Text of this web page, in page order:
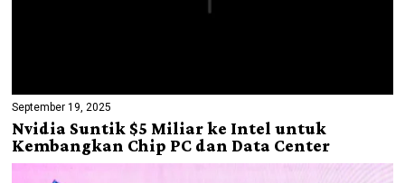
September 19, 2025
Nvidia Suntik $5 Miliar ke Intel untuk
Kembangkan Chip PC dan Data Center